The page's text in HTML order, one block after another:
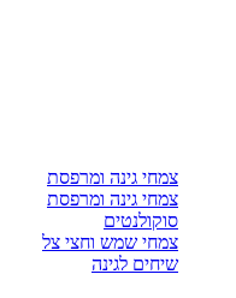
צמחי גינה ומרפסת
צמחי גינה ומרפסת
סוקולנטים
צמחי שמש וחצי צל
שיחים לגינה